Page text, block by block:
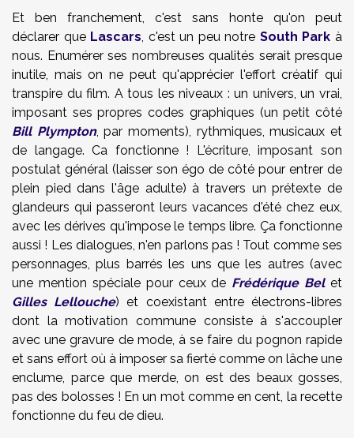
Et ben franchement, c'est sans honte qu'on peut
déclarer que Lascars, c'est un peu notre South Park à
nous. Enumérer ses nombreuses qualités serait presque
inutile, mais on ne peut qu'apprécier l'effort créatif qui
transpire du film. A tous les niveaux : un univers, un vrai,
imposant ses propres codes graphiques (un petit côté
Bill Plympton, par moments), rythmiques, musicaux et
de langage. Ca fonctionne ! L'écriture, imposant son
postulat général (laisser son égo de côté pour entrer de
plein pied dans l'âge adulte) à travers un prétexte de
glandeurs qui passeront leurs vacances d'été chez eux,
avec les dérives qu'impose le temps libre. Ça fonctionne
aussi ! Les dialogues, n'en parlons pas ! Tout comme ses
personnages, plus barrés les uns que les autres (avec
une mention spéciale pour ceux de Frédérique Belet
Gilles Lellouche) et coexistant entre électrons-libres
dont la motivation commune consiste à s'accoupler
avec une gravure de mode, à se faire du pognon rapide
et sans effort où à imposer sa fierté comme on lâche une
enclume, parce que merde, on est des beaux gosses,
pas des bolosses ! En un mot comme en cent, la recette
fonctionne du feu de dieu.